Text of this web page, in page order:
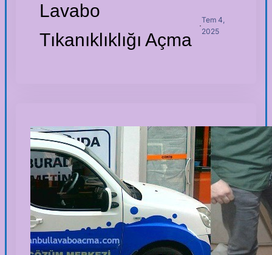
Lavabo
Tıkanıklıklığı Açma
·
Tem 4,
2025